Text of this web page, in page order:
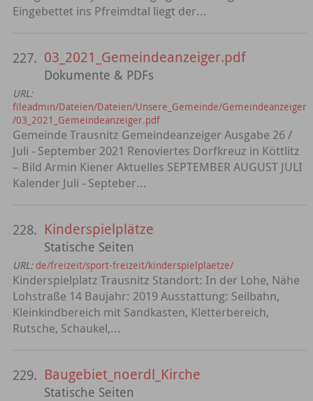
Eingebettet ins Pfreimdtal liegt der...
227. 03_2021_Gemeindeanzeiger.pdf
Dokumente & PDFs
URL:
fileadmin/Dateien/Dateien/Unsere_Gemeinde/Gemeindeanzeiger
/03_2021_Gemeindeanzeiger.pdf
Gemeinde Trausnitz Gemeindeanzeiger Ausgabe 26 /
Juli - September 2021 Renoviertes Dorfkreuz in Köttlitz
– Bild Armin Kiener Aktuelles SEPTEMBER AUGUST JULI
Kalender Juli - Septeber...
228. Kinderspielplätze
Statische Seiten
URL: de/freizeit/sport-freizeit/kinderspielplaetze/
Kinderspielplatz Trausnitz Standort: In der Lohe, Nähe
Lohstraße 14 Baujahr: 2019 Ausstattung: Seilbahn,
Kleinkindbereich mit Sandkasten, Kletterbereich,
Rutsche, Schaukel,...
229. Baugebiet_noerdl_Kirche
Statische Seiten